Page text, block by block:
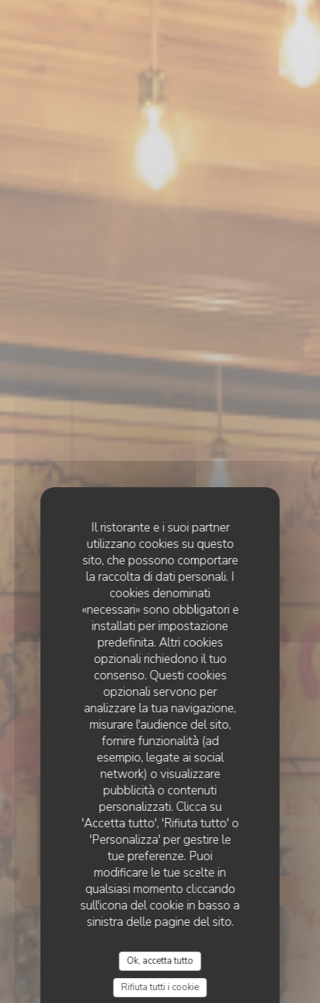
Il ristorante e i suoi partner
utilizzano cookies su questo
sito, che possono comportare
la raccolta di dati personali. I
cookies denominati
«necessari» sono obbligatori e
installati per impostazione
predefinita. Altri cookies
opzionali richiedono il tuo
consenso. Questi cookies
opzionali servono per
analizzare la tua navigazione,
misurare l'audience del sito,
fornire funzionalità (ad
esempio, legate ai social
network) o visualizzare
pubblicità o contenuti
personalizzati. Clicca su
'Accetta tutto', 'Rifiuta tutto' o
'Personalizza' per gestire le
tue preferenze. Puoi
modificare le tue scelte in
qualsiasi momento cliccando
sull'icona del cookie in basso a
sinistra delle pagine del sito.
Ok, accetta tutto
Rifiuta tutti i cookie
ESTAMINET FLAMAND• LILLE
Estaminet La CH’TITE
Brigitte rue des Bouchers
LILLE
PRENOTA